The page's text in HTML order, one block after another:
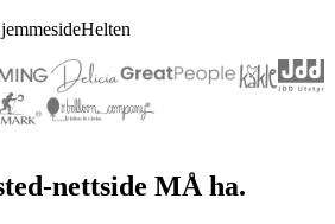
nettside MÅ ha.